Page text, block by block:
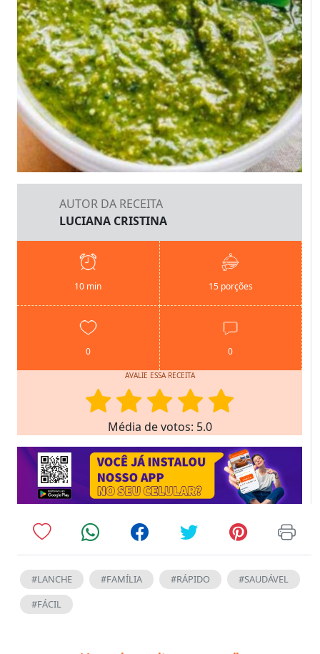
AUTOR DA RECEITA
LUCIANA CRISTINA
10 min 15 porções
0 0
AVALIE ESSA RECEITA
Média de votos: 5.0
#LANCHE #FAMÍLIA #RÁPIDO
#SAUDÁVEL
#FÁCIL